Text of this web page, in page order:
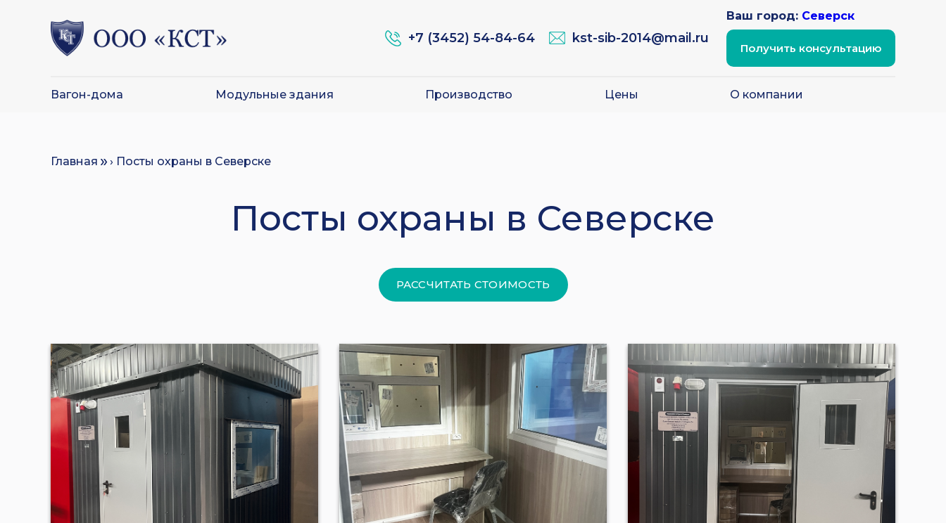
+7 (3452) 54-84-64 kst-sib-2014@mail.ru
Ваш город: Северск
Получить консультацию
Вагон-дома Модульные здания Производство Цены О компании
Главная › Посты охраны в Северске
Посты охраны в Северске
РАССЧИТАТЬ СТОИМОСТЬ